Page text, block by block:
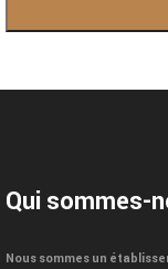
Qui sommes-
Nous sommes un